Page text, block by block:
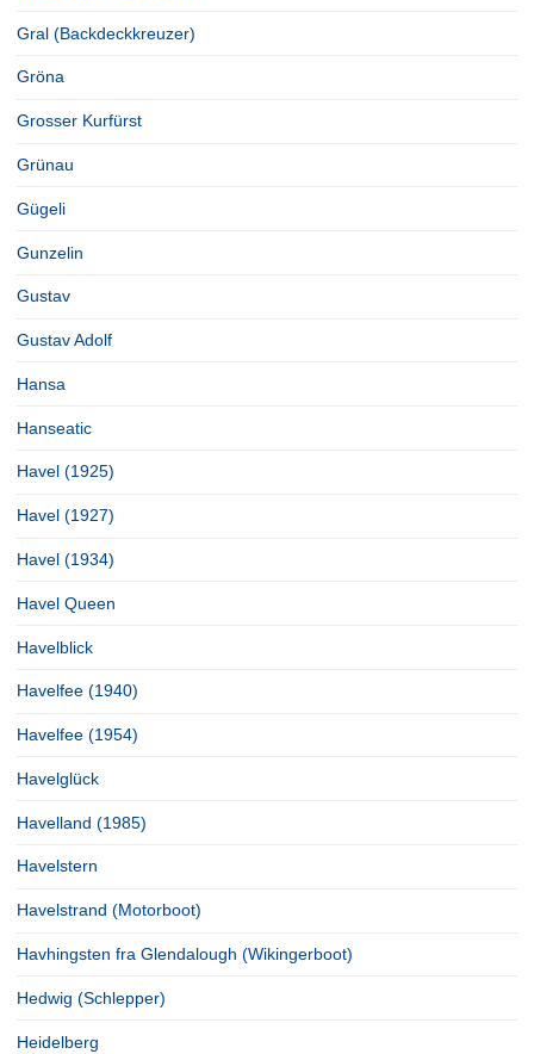
Gral (Backdeckkreuzer)
Gröna
Grosser Kurfürst
Grünau
Gügeli
Gunzelin
Gustav
Gustav Adolf
Hansa
Hanseatic
Havel (1925)
Havel (1927)
Havel (1934)
Havel Queen
Havelblick
Havelfee (1940)
Havelfee (1954)
Havelglück
Havelland (1985)
Havelstern
Havelstrand (Motorboot)
Havhingsten fra Glendalough (Wikingerboot)
Hedwig (Schlepper)
Heidelberg